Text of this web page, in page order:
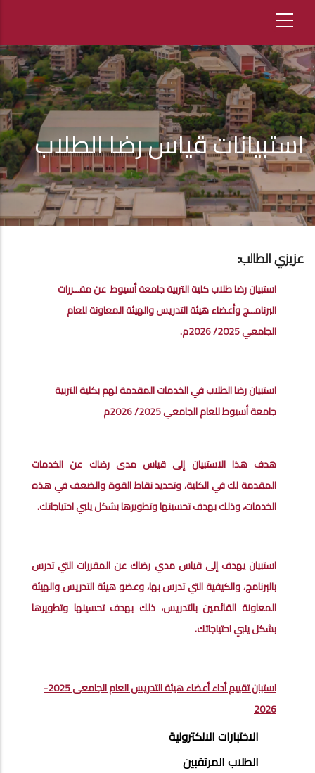
استبيانات قياس رضا الطلاب
عزيزي الطالب:
استبيان رضا طلاب كلية التربية جامعة أسيوط عن مقــررات
البرنامــج وأعضاء هيئة التدريس والهيئة المعاونة للعام
الجامعي 2025/ 2026م.
استبيان رضا الطلاب في الخدمات المقدمة لهم بكلية التربية
جامعة أسيوط للعام الجامعي 2025/ 2026م
هدف هذا الاستبيان إلى قياس مدى رضاك عن الخدمات
المقدمة لك في الكلية، وتحديد نقاط القوة والضعف في هذه
الخدمات، وذلك بهدف تحسينها وتطويرها بشكل يلبي احتياجاتك.
استبيان يهدف إلى قياس مدي رضاك عن المقررات التي تدرس
بالبرنامج، والكيفية التي تدرس بها، وعضو هيئة التدريس والهيئة
المعاونة القائمين بالتدريس، ذلك بهدف تحسينها وتطويرها
بشكل يلبي احتياجاتك.
استبان تقييم أداء أعضاء هيئة التدريس العام الجامعى 2025-
2026
STUDENTSالاختبارات الالكترونية
الطلاب المرتقبين